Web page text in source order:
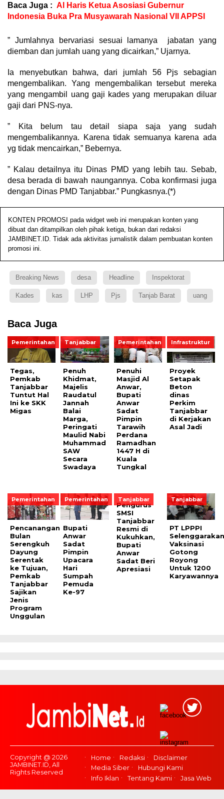
Baca Juga : Al Haris Ketua Asosiasi Gubernur
Indonesia Buka Pra Musyawarah Nasional VII APPSI
” Jumlahnya bervariasi sesuai lamanya jabatan yang
diemban dan jumlah uang yang dicairkan,” Ujarnya.
Ia menyebutkan bahwa, dari jumlah 56 Pjs sebagian
mengembalikan. Yang mengembalikan tersebut mereka
yang mengambil uang gaji kades yang merupakan diluar
gaji dari PNS-nya.
” Kita belum tau detail siapa saja yang sudah
mengembalikannya. Karena tidak semuanya karena ada
yg tidak mencairkan,” Bebernya.
” Kalau detailnya itu Dinas PMD yang lebih tau. Sebab,
desa berada di bawah naungannya. Coba konfirmasi juga
dengan Dinas PMD Tanjabbar.” Pungkasnya.(*)
KONTEN PROMOSI pada widget web ini merupakan konten yang
dibuat dan ditampilkan oleh pihak ketiga, bukan dari redaksi
JAMBINET.ID. Tidak ada aktivitas jurnalistik dalam pembuatan konten
promosi ini.
Breaking News desa Headline Inspektorat
Kades kas LHP Pjs Tanjab Barat uang
Baca Juga
Pemerintahan
Tegas,
Pemkab
Tanjabbar
Tuntut Hal
Ini ke SKK
Migas
Tanjabbar
Penuh
Khidmat,
Majelis
Raudatul
Jannah
Balai
Marga,
Peringati
Maulid Nabi
Muhammad
SAW
Secara
Swadaya
Pemerintahan
Penuhi
Masjid Al
Anwar,
Bupati
Anwar
Sadat
Pimpin
Tarawih
Perdana
Ramadhan
1447 H di
Kuala
Tungkal
Infrastruktur
Proyek
Setapak
Beton
dinas
Perkim
Tanjabbar
di Kerjakan
Asal Jadi
Pemerintahan
Pencanangan
Bulan
Serengkuh
Dayung
Serentak
ke Tujuan,
Pemkab
Tanjabbar
Sajikan
Jenis
Program
Unggulan
Pemerintahan
Bupati
Anwar
Sadat
Pimpin
Upacara
Hari
Sumpah
Pemuda
Ke-97
Tanjabbar
Pengurus
SMSI
Tanjabbar
Resmi di
Kukuhkan,
Bupati
Anwar
Sadat Beri
Apresiasi
Tanjabbar
PT LPPPI
Vaksinasi
Gotong
Royong
Untuk 1200
Karyawannya
Copyright @ 2026
JAMBINET.ID, All
Rights Reserved
Home Redaksi
Disclaimer
Media Siber
Hubungi Kami
Info Iklan
Tentang Kami Jasa Web